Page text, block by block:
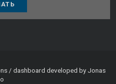
/ dashboard developed by Jonas